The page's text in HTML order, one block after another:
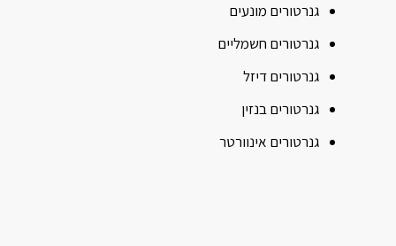
גנרטורים מונעים
גנרטורים חשמליים
גנרטורים דיזל
גנרטורים בנזין
גנרטורים אינוורטר